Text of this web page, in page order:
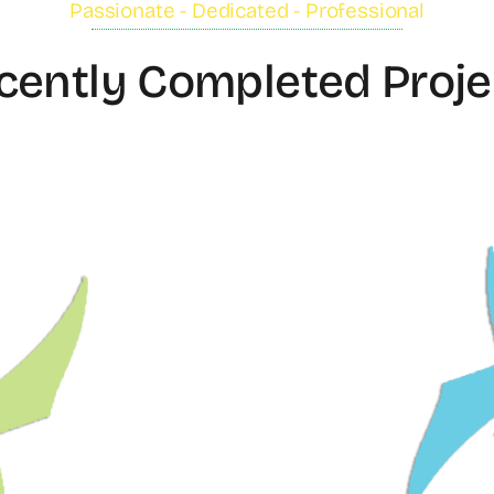
Passionate - Dedicated - Professional
Completed